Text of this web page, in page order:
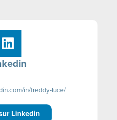
in/freddy-luce/
Linkedin